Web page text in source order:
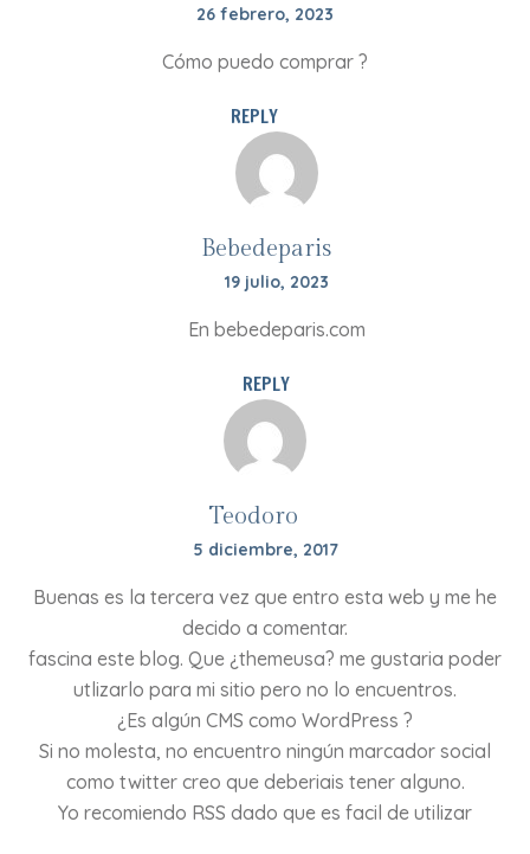
26 febrero, 2023
Cómo puedo comprar ?
REPLY
Bebedeparis
19 julio, 2023
En bebedeparis.com
REPLY
Teodoro
5 diciembre, 2017
Buenas es la tercera vez que entro esta web y me he
decido a comentar.
fascina este blog. Que ¿themeusa? me gustaria poder
utlizarlo para mi sitio pero no lo encuentros.
¿Es algún CMS como WordPress ?
Si no molesta, no encuentro ningún marcador social
como twitter creo que deberiais tener alguno.
Yo recomiendo RSS dado que es facil de utilizar